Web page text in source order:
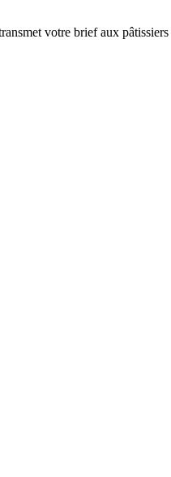
votre brief aux